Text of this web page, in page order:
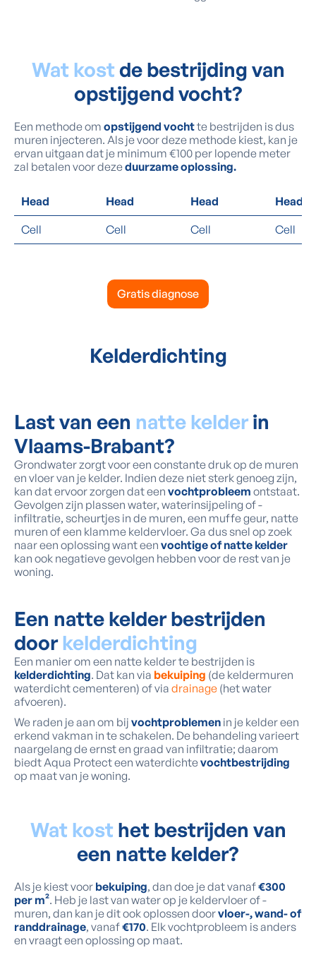
Wat kost de bestrijding van
opstijgend vocht?
Een methode om opstijgend vochtte bestrijden is dus
muren injecteren. Als je voor deze methode kiest, kan je
ervan uitgaan dat je minimum €100 per lopende meter
zal betalen voor dezeduurzame oplossing.
Head Head Head
Head
Cell
Cell Cell Cell
Gratis diagnose
Kelderdichting
Last van een natte kelder in
Vlaams-Brabant?
Grondwater zorgt voor een constante druk op de muren
en vloer van je kelder. Indien deze niet sterk genoeg zijn,
kan dat ervoor zorgen dat een vochtprobleem ontstaat.
Gevolgen zijn plassen water, waterinsijpeling of -
infiltratie, scheurtjes in de muren, een muffe geur, natte
muren of een klamme keldervloer. Ga dus snel op zoek
naar een oplossing want een vochtige of natte kelder
kan ook negatieve gevolgen hebben voor de rest van je
woning.
Een natte kelder bestrijden
doorkelderdichting
Een manier om een natte kelder te bestrijden is
kelderdichting. Dat kan via bekuiping (de keldermuren
waterdicht cementeren) of via drainage (het water
afvoeren).
We raden je aan om bij vochtproblemen in je kelder een
erkend vakman in te schakelen. De behandeling varieert
naargelang de ernst en graad van infiltratie; daarom
biedt Aqua Protect een waterdichtevochtbestrijding
op maat van je woning.
Wat kost het bestrijden van
een natte kelder?
Als je kiest voor bekuiping, dan doe je dat vanaf€300
per m². Heb je last van water op je keldervloer of -
muren, dan kan je dit ook oplossen doorvloer-, wand- of
randdrainage, vanaf€170. Elk vochtprobleem is anders
en vraagt een oplossing op maat.